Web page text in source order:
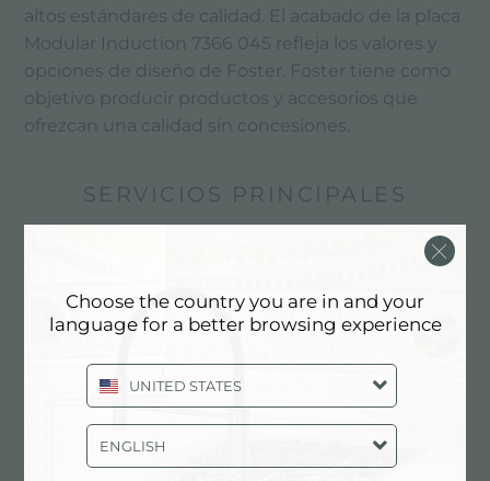
altos estándares de calidad. El acabado de la placa
Modular Induction 7366 045 refleja los valores y
opciones de diseño de Foster. Foster tiene como
objetivo producir productos y accesorios que
ofrezcan una calidad sin concesiones.
SERVICIOS PRINCIPALES
Choose the country you are in and your
language for a better browsing experience
UNITED STATES
ENGLISH